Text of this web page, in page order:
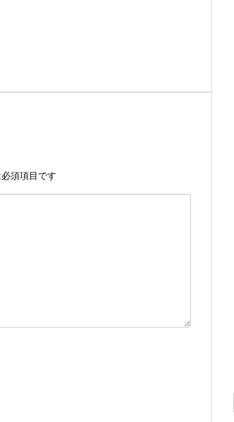
須項目です